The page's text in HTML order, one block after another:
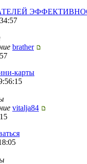
brather
карты
vitalja84